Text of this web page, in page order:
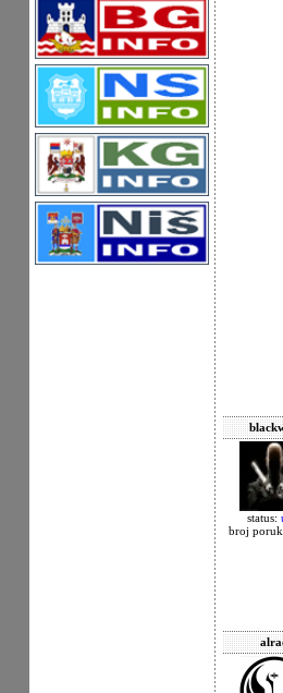
status:
broj